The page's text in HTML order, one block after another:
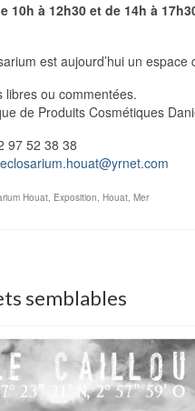
10h à 12h30 et de 14h à
est aujourd’hui un
libres ou commentées.
de Produits Cosmétiques
97 52 38 38
eclosarium.houat@yrnet.com
Houat, Exposition, Houat, Mer
semblables